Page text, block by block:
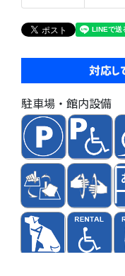
対応し
駐車場・館内設備